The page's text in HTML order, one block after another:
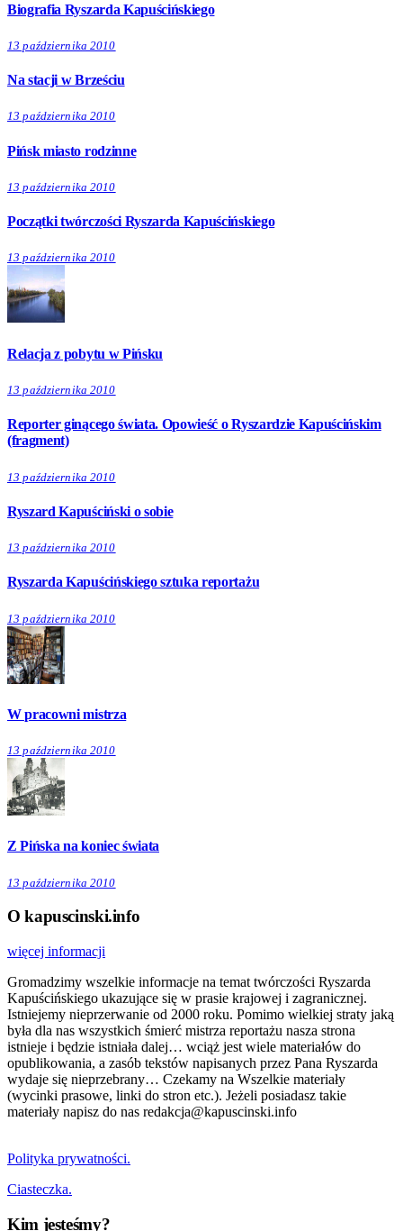
Biografia Ryszarda Kapuścińskiego
13 października 2010
Na stacji w Brześciu
13 października 2010
Pińsk miasto rodzinne
13 października 2010
Początki twórczości Ryszarda Kapuścińskiego
13 października 2010
Relacja z pobytu w Pińsku
13 października 2010
Reporter ginącego świata. Opowieść o Ryszardzie Kapuścińskim
(fragment)
13 października 2010
Ryszard Kapuściński o sobie
13 października 2010
Ryszarda Kapuścińskiego sztuka reportażu
13 października 2010
W pracowni mistrza
13 października 2010
Z Pińska na koniec świata
13 października 2010
O kapuscinski.info
więcej informacji
Gromadzimy wszelkie informacje na temat twórczości Ryszarda
Kapuścińskiego ukazujące się w prasie krajowej i zagranicznej.
Istniejemy nieprzerwanie od 2000 roku. Pomimo wielkiej straty jaką
była dla nas wszystkich śmierć mistrza reportażu nasza strona
istnieje i będzie istniała dalej… wciąż jest wiele materiałów do
opublikowania, a zasób tekstów napisanych przez Pana Ryszarda
wydaje się nieprzebrany… Czekamy na Wszelkie materiały
(wycinki prasowe, linki do stron etc.). Jeżeli posiadasz takie
materiały napisz do nas redakcja@kapuscinski.info
Polityka prywatności.
Ciasteczka.
Kim jesteśmy?